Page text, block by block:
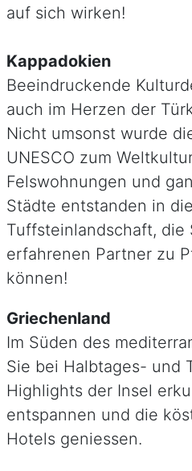
auf sich wirken!
Kappadokien
Beeindruckende
auch im Herzen der
Nicht umsonst wurde
UNESCO zum
Felswohnungen und
Städte entstanden in
Tuffsteinlandschaft, die
erfahrenen Partner zu
können!
Griechenland
Im Süden des
Sie bei Halbtages- und
Highlights der Insel
entspannen und die
Hotels geniessen.